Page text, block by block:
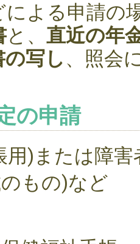
よる申請の
と、 直近の年
写し、照会
の申請
用)または障
もの)など